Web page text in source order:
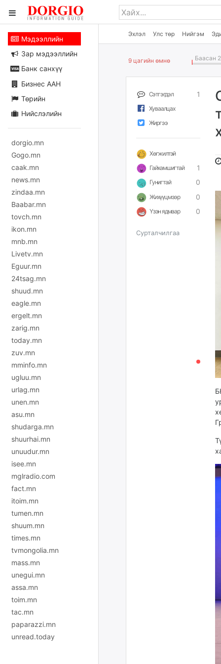
Эхлэл Улс төр Нийгэм
Мэдээллийн
Зар мэдээллийн
Банк санхүү
Бизнес ААН
Төрийн
Нийслэлийн
dorgio.mn
Gogo.mn
caak.mn
news.mn
zindaa.mn
Baabar.mn
tovch.mn
ikon.mn
mnb.mn
Livetv.mn
Eguur.mn
24tsag.mn
shuud.mn
eagle.mn
ergelt.mn
zarig.mn
today.mn
zuv.mn
mminfo.mn
ugluu.mn
urlag.mn
unen.mn
asu.mn
shudarga.mn
shuurhai.mn
unuudur.mn
isee.mn
mglradio.com
fact.mn
itoim.mn
tumen.mn
shuum.mn
times.mn
tvmongolia.mn
mass.mn
unegui.mn
assa.mn
toim.mn
tac.mn
paparazzi.mn
unread.today
9 цагийн өмнө Баасан
Сэтгэгдэл 1
Хуваалцах
Жиргээ
Хөгжилтэй
Гайхамшигтай
1
Гунигтай 0
Жихүүцмээр 0
Үзэн ядмаар 0
Сурталчилгаа